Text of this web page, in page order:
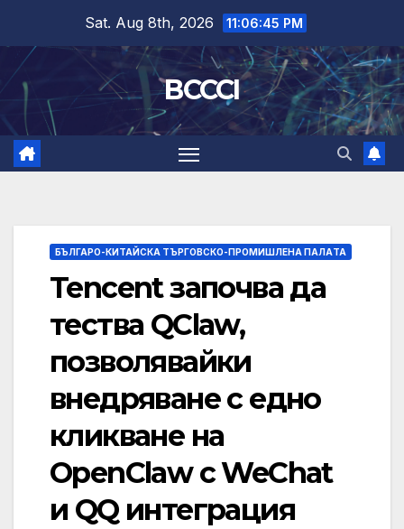
content
Sat. Aug 8th, 2026 11:06:46 PM
BCCCI
БЪЛГАРО-КИТАЙСКА ТЪРГОВСКО-ПРОМИШЛЕНА ПАЛAТА
Tencent започва да
тества QClaw,
позволявайки
внедряване с едно
кликване на
OpenClaw с WeChat
и QQ интеграция